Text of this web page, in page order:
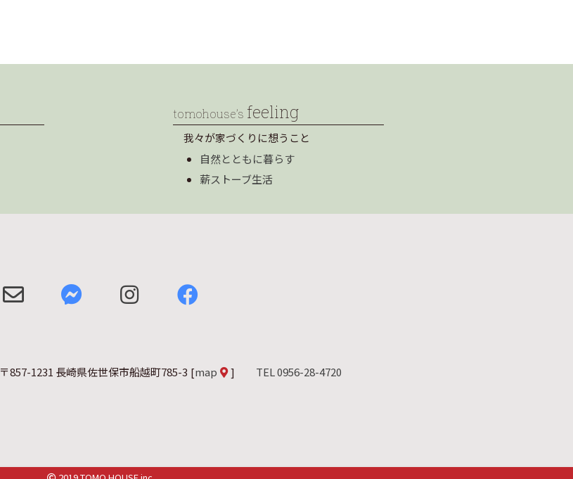
tomohouse’s feeling
我々が家づくりに想うこと
自然とともに暮らす
薪ストーブ生活
〒857-1231 長崎県佐世保市船越町785-3 [map ] TEL 0956-28-4720